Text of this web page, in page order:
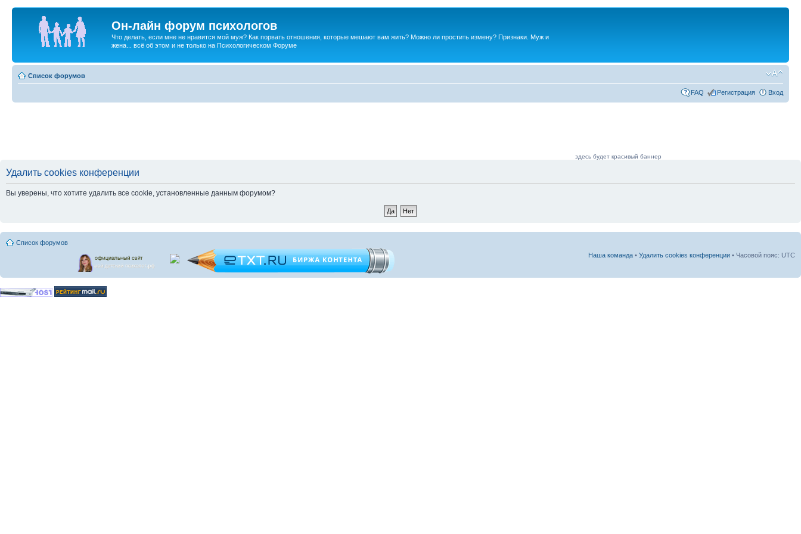
Он-лайн форум психологов
Что делать, если мне не нравится мой муж? Как порвать отношения, которые мешают вам жить? Можно ли простить измену? Признаки. Муж и
жена... всё об этом и не только на Психологическом Форуме
Список форумов
FAQ Регистрация Вход
здесь будет красивый баннер
Удалить cookies конференции
Вы уверены, что хотите удалить все cookie, установленные данным форумом?
Список форумов
Наша команда • Удалить cookies конференции • Часовой пояс: UTC